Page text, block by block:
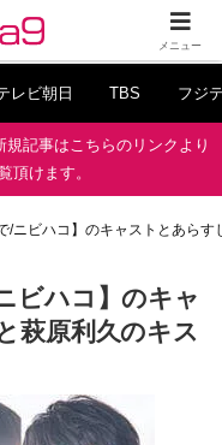
レビ朝日 TBS フジ
記事はこちらのリンクより
頂けます。
/ニビハコ】のキャストとあら
ビハコ】のキャ
萩原利久のキス
メニュー